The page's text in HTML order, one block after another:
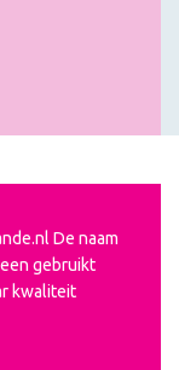
De naam
gebruikt
kwaliteit